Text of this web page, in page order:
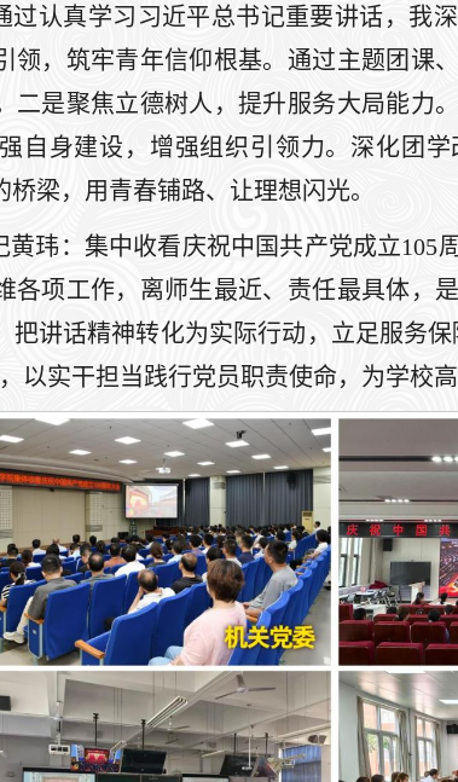
过认真学习习近平总书记重要讲话，我
领，筑牢青年信仰根基。通过主题团课
二是聚焦立德树人，提升服务大局能力
自身建设，增强组织引领力。深化团
梁，用青春铺路、让理想闪光。
黄玮：集中收看庆祝中国共产党成立105
各项工作，离师生最近、责任最具体，
把讲话精神转化为实际行动，立足服务
以实干担当践行党员职责使命，为学校